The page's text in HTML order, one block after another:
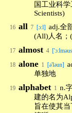
国工业科
Scientists)
16 all 7 [ɔ:l] adj.全
(All)人名；
17 almost 4
18 alone 1 [ə'ləun]
单独地
19 alphabet 1 n.
建的名为
旨在使其